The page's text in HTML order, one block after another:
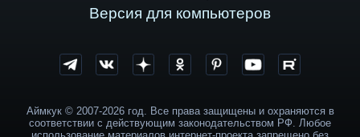
Версия для компьютеров
Аймкук © 2007-2026 год. Все права защищены и охраняются в
соответствии с действующим законодательством РФ. Любое